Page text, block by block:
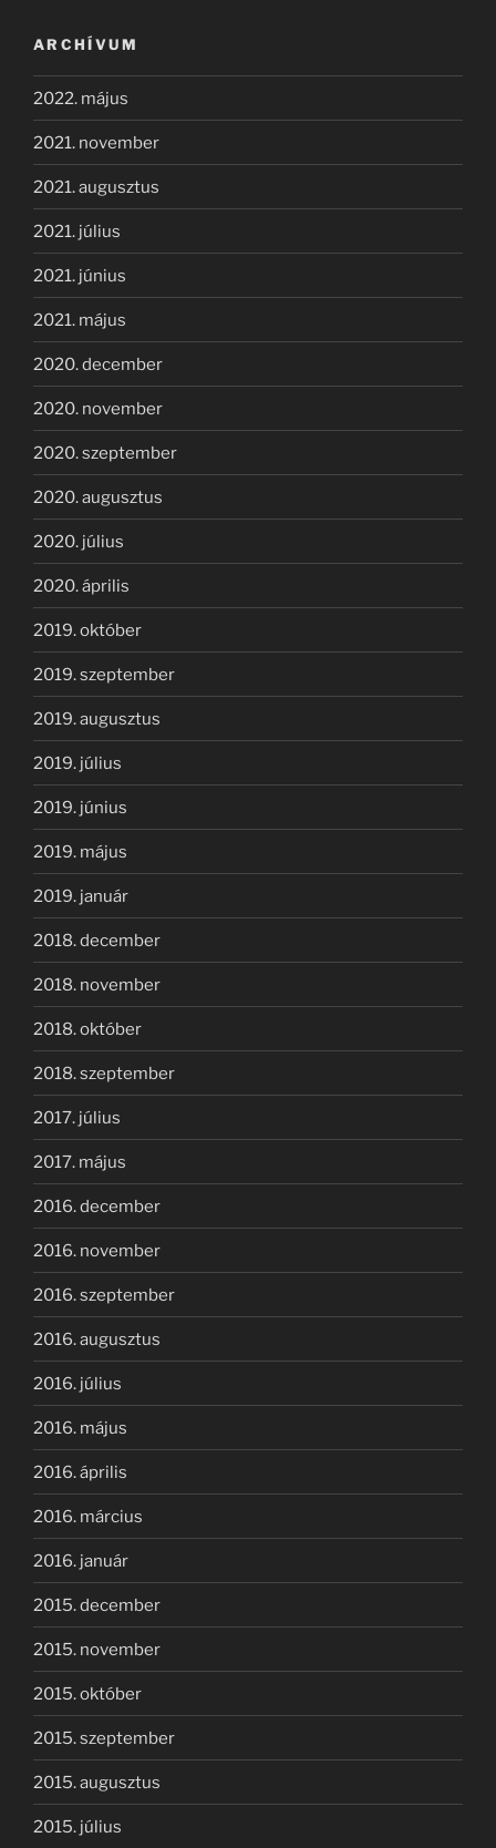
ARCHÍVUM
2022. május
2021. november
2021. augusztus
2021. július
2021. június
2021. május
2020. december
2020. november
2020. szeptember
2020. augusztus
2020. július
2020. április
2019. október
2019. szeptember
2019. augusztus
2019. július
2019. június
2019. május
2019. január
2018. december
2018. november
2018. október
2018. szeptember
2017. július
2017. május
2016. december
2016. november
2016. szeptember
2016. augusztus
2016. július
2016. május
2016. április
2016. március
2016. január
2015. december
2015. november
2015. október
2015. szeptember
2015. augusztus
2015. július